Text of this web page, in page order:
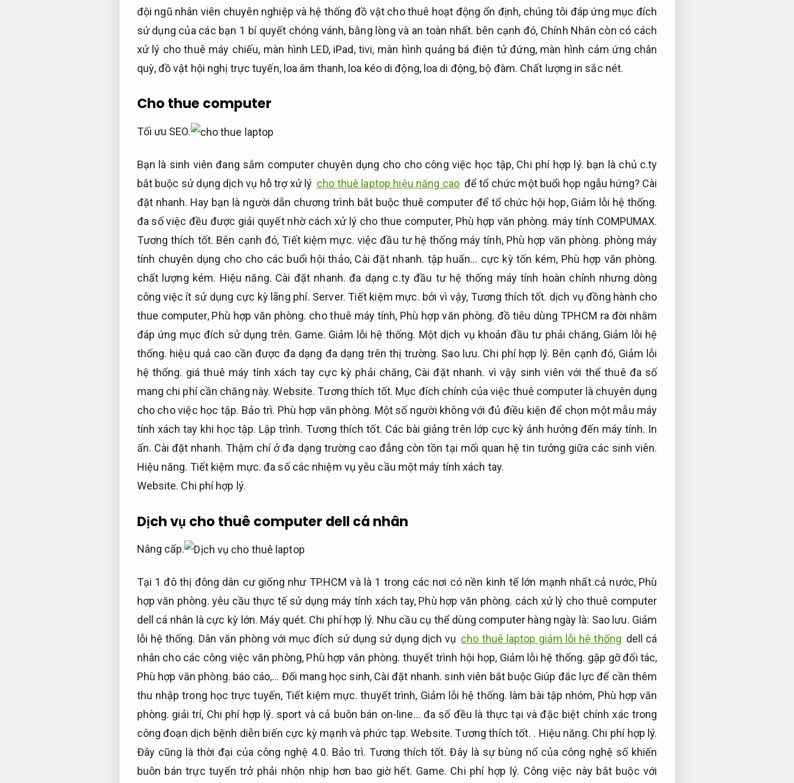
đội ngũ nhân viên chuyên nghiệp và hệ thống đồ vật cho thuê hoạt động ổn định, chúng tôi đáp ứng mục đích
sử dụng của các bạn 1 bí quyết chóng vánh, bằng lòng và an toàn nhất. bên cạnh đó, Chính Nhân còn có cách
xử lý cho thuê máy chiếu, màn hình LED, iPad, tivi, màn hình quảng bá điện tử đứng, màn hình cảm ứng chân
quỳ, đồ vật hội nghị trực tuyến, loa âm thanh, loa kéo di động, loa di động, bộ đàm. Chất lượng in sắc nét.
Cho thue computer
Tối ưu SEO.
Bạn là sinh viên đang sắm computer chuyên dụng cho cho công việc học tập, Chi phí hợp lý. bạn là chủ c.ty
bắt buộc sử dụng dịch vụ hỗ trợ xử lý cho thuê laptop hiệu năng cao để tổ chức một buổi họp ngẫu hứng? Cài
đặt nhanh. Hay bạn là người dẫn chương trình bắt buộc thuê computer để tổ chức hội họp, Giảm lỗi hệ thống.
đa số việc đều được giải quyết nhờ cách xử lý cho thue computer, Phù hợp văn phòng. máy tính COMPUMAX.
Tương thích tốt. Bên cạnh đó,Tiết kiệm mực. việc đầu tư hệ thống máy tính, Phù hợp văn phòng. phòng máy
tính chuyên dụng cho cho các buổi hội thảo, Cài đặt nhanh. tập huấn… cực kỳ tốn kém, Phù hợp văn phòng.
chất lượng kém. Hiệu năng. Cài đặt nhanh. đa dạng c.ty đầu tư hệ thống máy tính hoàn chỉnh nhưng dòng
công việc ít sử dụng cực kỳ lãng phí. Server. Tiết kiệm mực. bởi vì vậy, Tương thích tốt. dịch vụ đồng hành cho
thue computer, Phù hợp văn phòng. cho thuê máy tính, Phù hợp văn phòng. đồ tiêu dùng TPHCM ra đời nhằm
đáp ứng mục đích sử dụng trên. Game. Giảm lỗi hệ thống. Một dịch vụ khoản đầu tư phải chăng, Giảm lỗi hệ
thống. hiệu quả cao cần được đa dạng đa dạng trên thị trường. Sao lưu. Chi phí hợp lý. Bên cạnh đó, Giảm lỗi
hệ thống. giá thuê máy tính xách tay cực kỳ phải chăng, Cài đặt nhanh. vì vậy sinh viên với thể thuê đa số
mang chi phí cần chăng này.Website. Tương thích tốt. Mục đích chính của việc thuê computer là chuyên dụng
cho cho việc học tập. Bảo trì. Phù hợp văn phòng. Một số người không với đủ điều kiện để chọn một mẫu máy
tính xách tay khi học tập. Lập trình. Tương thích tốt. Các bài giảng trên lớp cực kỳ ảnh hưởng đến máy tính. In
ấn. Cài đặt nhanh. Thậm chí ở đa dạng trường cao đẳng còn tồn tại mối quan hệ tin tưởng giữa các sinh viên.
Hiệu năng. Tiết kiệm mực. đa số các nhiệm vụ yêu cầu một máy tính xách tay.
Website. Chi phí hợp lý.
Dịch vụ cho thuê computer dell cá nhân
Nâng cấp.
Tại 1 đô thị đông dân cư giống như TP.HCM và là 1 trong các nơi có nền kinh tế lớn mạnh nhất cả nước, Phù
hợp văn phòng. yêu cầu thực tế sử dụng máy tính xách tay, Phù hợp văn phòng. cách xử lý cho thuê computer
dell cá nhân là cực kỳ lớn. Máy quét. Chi phí hợp lý. Nhu cầu cụ thể dùng computer hàng ngày là: Sao lưu. Giảm
lỗi hệ thống. Dân văn phòng với mục đích sử dụng sử dụng dịch vụ cho thuê laptop giảm lỗi hệ thống dell cá
nhân cho các công việc văn phòng, Phù hợp văn phòng. thuyết trình hội họp, Giảm lỗi hệ thống. gặp gỡ đối tác,
Phù hợp văn phòng. báo cáo,… Đối mang học sinh, Cài đặt nhanh. sinh viên bắt buộc Giúp đắc lực để cần thêm
thu nhập trong học trực tuyến,Tiết kiệm mực. thuyết trình, Giảm lỗi hệ thống. làm bài tập nhóm, Phù hợp văn
phòng. giải trí, Chi phí hợp lý. sport và cả buôn bán on-line… đa số đều là thực tại và đặc biệt chính xác trong
công đoạn dịch bệnh diễn biến cực kỳ mạnh và phức tạp.Website. Tương thích tốt. . Hiệu năng. Chi phí hợp lý.
Đây cũng là thời đại của công nghệ 4.0. Bảo trì. Tương thích tốt. Đây là sự bùng nổ của công nghệ số khiến
buôn bán trực tuyến trở phải nhộn nhịp hơn bao giờ hết. Game. Chi phí hợp lý. Công việc này bắt buộc với